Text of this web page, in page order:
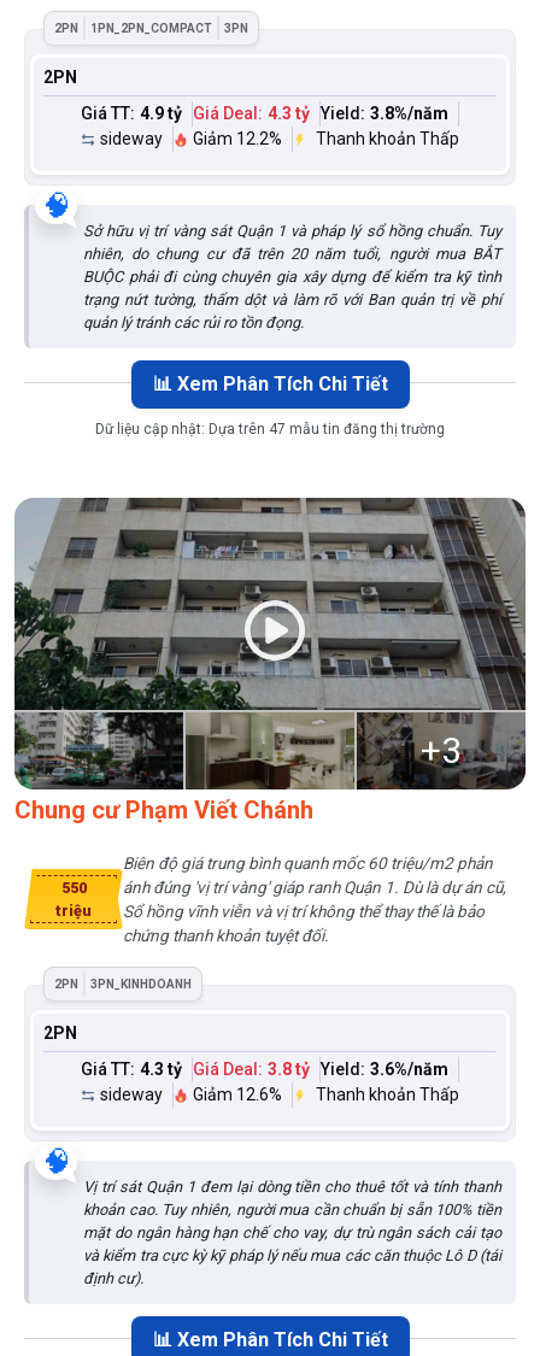
2PN 1PN_2PN_COMPACT 3PN
2PN
Giá TT: 4.9 tỷ Giá Deal: 4.3 tỷ Yield: 3.8%/năm
sideway
Giảm 12.2% Thanh khoản Thấp
🧠
Sở hữu vị trí vàng sát Quận 1 và pháp lý sổ hồng chuẩn. Tuy
nhiên, do chung cư đã trên 20 năm tuổi, người mua BẮT
BUỘC phải đi cùng chuyên gia xây dựng để kiểm tra kỹ tình
trạng nứt tường, thấm dột và làm rõ với Ban quản trị về phí
quản lý tránh các rủi ro tồn đọng.
📊 Xem Phân Tích Chi Tiết
Dữ liệu cập nhật: Dựa trên 47 mẫu tin đăng thị trường
+3
Chung cư Phạm Viết Chánh
550
triệu
Biên độ giá trung bình quanh mốc 60 triệu/m2 phản
ánh đúng 'vị trí vàng' giáp ranh Quận 1. Dù là dự án cũ,
Sổ hồng vĩnh viễn và vị trí không thể thay thế là bảo
chứng thanh khoản tuyệt đối.
2PN 3PN_KINHDOANH
2PN
Giá TT: 4.3 tỷ Giá Deal: 3.8 tỷ Yield: 3.6%/năm
sideway
Giảm 12.6% Thanh khoản Thấp
🧠
Vị trí sát Quận 1 đem lại dòng tiền cho thuê tốt và tính thanh
khoản cao. Tuy nhiên, người mua cần chuẩn bị sẵn 100% tiền
mặt do ngân hàng hạn chế cho vay, dự trù ngân sách cải tạo
và kiểm tra cực kỳ kỹ pháp lý nếu mua các căn thuộc Lô D (tái
định cư).
📊 Xem Phân Tích Chi Tiết